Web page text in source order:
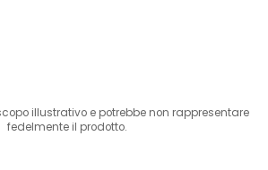
illustrativo e potrebbe non rappresentare
fedelmente il prodotto.